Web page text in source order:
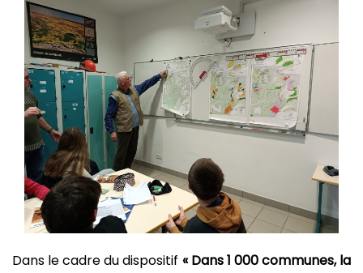
Dans le cadre du dispositif « Dans 1 000 communes, la